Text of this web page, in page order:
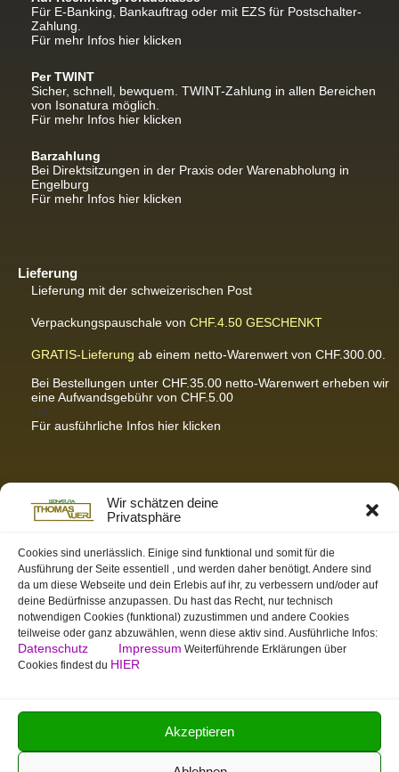
Wir schätzen deine
Privatsphäre
Cookies sind unerlässlich. Einige sind funktional und somit für die
Ausführung der Seite essentiell , und werden daher benötigt. Andere sind
da um diese Webseite und dein Erlebis auf ihr, zu verbessern und/oder auf
deine Bedürfnisse anzupassen. Du hast das Recht, nur technisch
notwendigen Cookies (funktional) zuzustimmen und andere Cookies
teilweise oder ganz abzuwählen, wenn diese aktiv sind. Ausführliche Infos:
Datenschutz Impressum Weiterführende Erklärungen über
Cookies findest du HIER
Akzeptieren
Für E-Banking, Bankauftrag oder mit EZS für Postschalter-
Zahlung.
Für mehr Infos hier klicken
Per TWINT
Sicher, schnell, bewquem. TWINT-Zahlung in allen Bereichen
von Isonatura möglich.
Für mehr Infos hier klicken
Barzahlung
Bei Direktsitzungen in der Praxis oder Warenabholung in
Engelburg
Für mehr Infos hier klicken
Lieferung
Lieferung mit der schweizerischen Post
Verpackungspauschale von CHF.4.50 GESCHENKT
GRATIS-Lieferung ab einem netto-Warenwert von CHF.300.00.
Bei Bestellungen unter CHF.35.00 netto-Warenwert erheben wir
eine Aufwandsgebühr von CHF.5.00
<br
Für ausführliche Infos hier klicken
Partnerseiten / Empfehlungen
K-Wellness – Karin Meier
S&S Informatik GmbH
Ihr Partner für zukunftsorientierte Informatik
Swiss-skymodel
opens your eyes
St. Gallen Info
tmas.ch